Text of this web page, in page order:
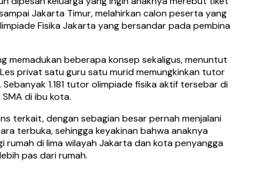
Jakarta Timur, melahirkan calon peserta yang
Fisika Jakarta yang bersandar pada pembina
memadukan beberapa konsep sekaligus, menuntut
privat satu guru satu murid memungkinkan tutor
1.181 tutor olimpiade fisika aktif tersebar di
di ibu kota.
terkait, dengan sebagian besar pernah menjalani
terbuka, sehingga keyakinan bahwa anaknya
di lima wilayah Jakarta dan kota penyangga
pas dari rumah.